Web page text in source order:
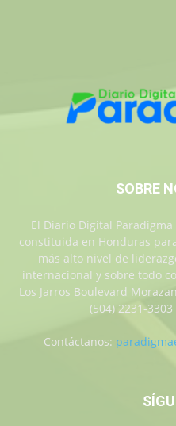
SOBRE
El Diario Digital
constituida en Honduras
más alto nivel de
internacional y sobre todo
Los Jarros Boulevard
(504) 2231-
Contáctanos: